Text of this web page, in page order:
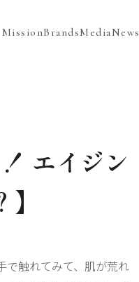
MissionBrandsMediaNews
エイジン
で触れてみて、肌が荒れ